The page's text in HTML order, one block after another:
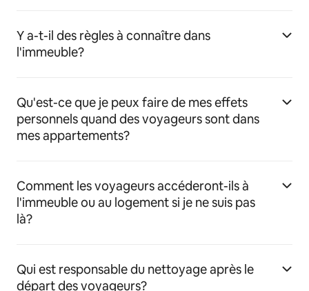
Y a-t-il des règles à connaître dans
l'immeuble?
Qu'est-ce que je peux faire de mes effets
personnels quand des voyageurs sont dans
mes appartements?
Comment les voyageurs accéderont-ils à
l'immeuble ou au logement si je ne suis pas
là?
Qui est responsable du nettoyage après le
départ des voyageurs?